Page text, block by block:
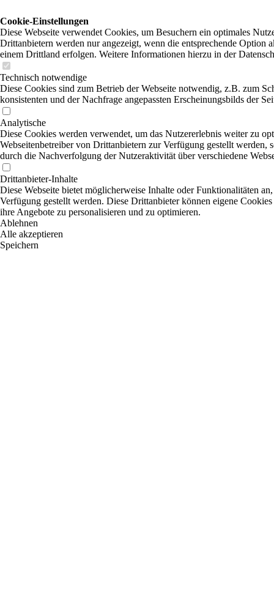
Cookie-Einstellungen
Diese Webseite verwendet Cookies, um Besuchern ein optimales
Drittanbietern werden nur angezeigt, wenn die entsprechende Option
einem Drittland erfolgen. Weitere Informationen hierzu in der
Technisch notwendige
Diese Cookies sind zum Betrieb der Webseite notwendig, z.B. zum
konsistenten und der Nachfrage angepassten Erscheinungsbilds der
Analytische
Diese Cookies werden verwendet, um das Nutzererlebnis weiter zu
Webseitenbetreiber von Drittanbietern zur Verfügung gestellt werden,
durch die Nachverfolgung der Nutzeraktivität über verschiedene
Drittanbieter-Inhalte
Diese Webseite bietet möglicherweise Inhalte oder Funktionalitäten
Verfügung gestellt werden. Diese Drittanbieter können eigene
ihre Angebote zu personalisieren und zu optimieren.
Ablehnen
Alle akzeptieren
Speichern